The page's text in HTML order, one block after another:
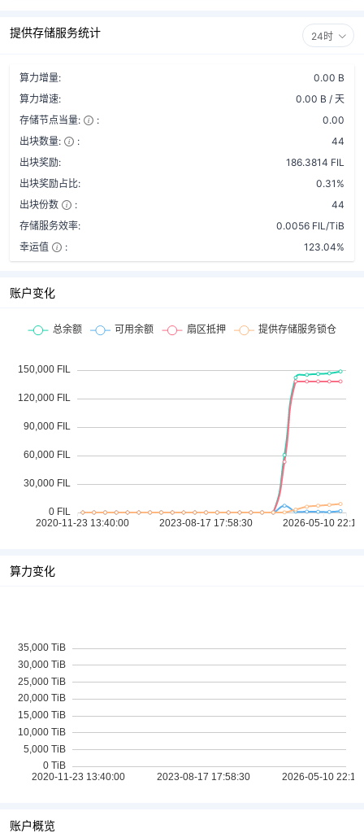
提供存储服务统计 24时
算力增量:
0.00 B
算力增速:
0.00 B / 天
存储节点当量:
:
0.00
出块数量:
:
44
出块奖励:
186.3814 FIL
出块奖励占比:
0.31%
出块份数
:
44
存储服务效率:
0.0056 FIL/TiB
幸运值
: 123.04%
账户变化
算力变化
账户概览